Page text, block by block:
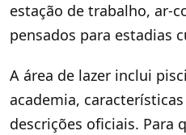
estação de trabalho, ar-
pensados para estadias
A área de lazer inclui
academia,
descrições oficiais. Para